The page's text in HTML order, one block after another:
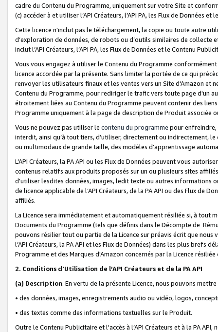
cadre du Contenu du Programme, uniquement sur votre Site et
(c) accéder à et utiliser l’API Créateurs, l’API PA, les Flux de Données
Cette licence n'inclut pas le téléchargement, la copie ou toute autre
d’exploration de données, de robots ou d’outils similaires de
inclut l’API Créateurs, l’API PA, les Flux de Données et le Contenu
Vous vous engagez à utiliser le Contenu du Programme
licence accordée par la présente. Sans limiter la portée de ce qui
renvoyer les utilisateurs finaux et les ventes vers un Site d'Amazon et
Contenu du Programme, pour rediriger le trafic vers toute page d'un
étroitement liées au Contenu du Programme peuvent contenir des
Programme uniquement à la page de description de Produit associée
Vous ne pouvez pas utiliser le contenu du programme pour
interdit, ainsi qu’à tout tiers, d’utiliser, directement ou indirectement,
ou multimodaux de grande taille, des modèles d’apprentissage
L’API Créateurs, la PA API ou les Flux de Données peuvent vous
contenus relatifs aux produits proposés sur un ou plusieurs sites
d'utiliser lesdites données, images, ledit texte ou autres informations
de licence applicable de l’API Créateurs, de la PA API ou des Flux de
affiliés.
La Licence sera immédiatement et automatiquement résiliée si, à
Documents du Programme (tels que définis dans le Décompte de
pouvons résilier tout ou partie de la Licence sur préavis écrit que
l’API Créateurs, la PA API et les Flux de Données) dans les plus
Programme et des Marques d'Amazon concernés par la Licence
2. Conditions d'Utilisation de l’API Créateurs et de la PA API
(a) Description. En vertu de la présente Licence, nous pouvons
• des données, images, enregistrements audio ou vidéo, logos,
• des textes comme des informations textuelles sur le Produit.
Outre le Contenu Publicitaire et l'accès à l’API Créateurs et à la PA